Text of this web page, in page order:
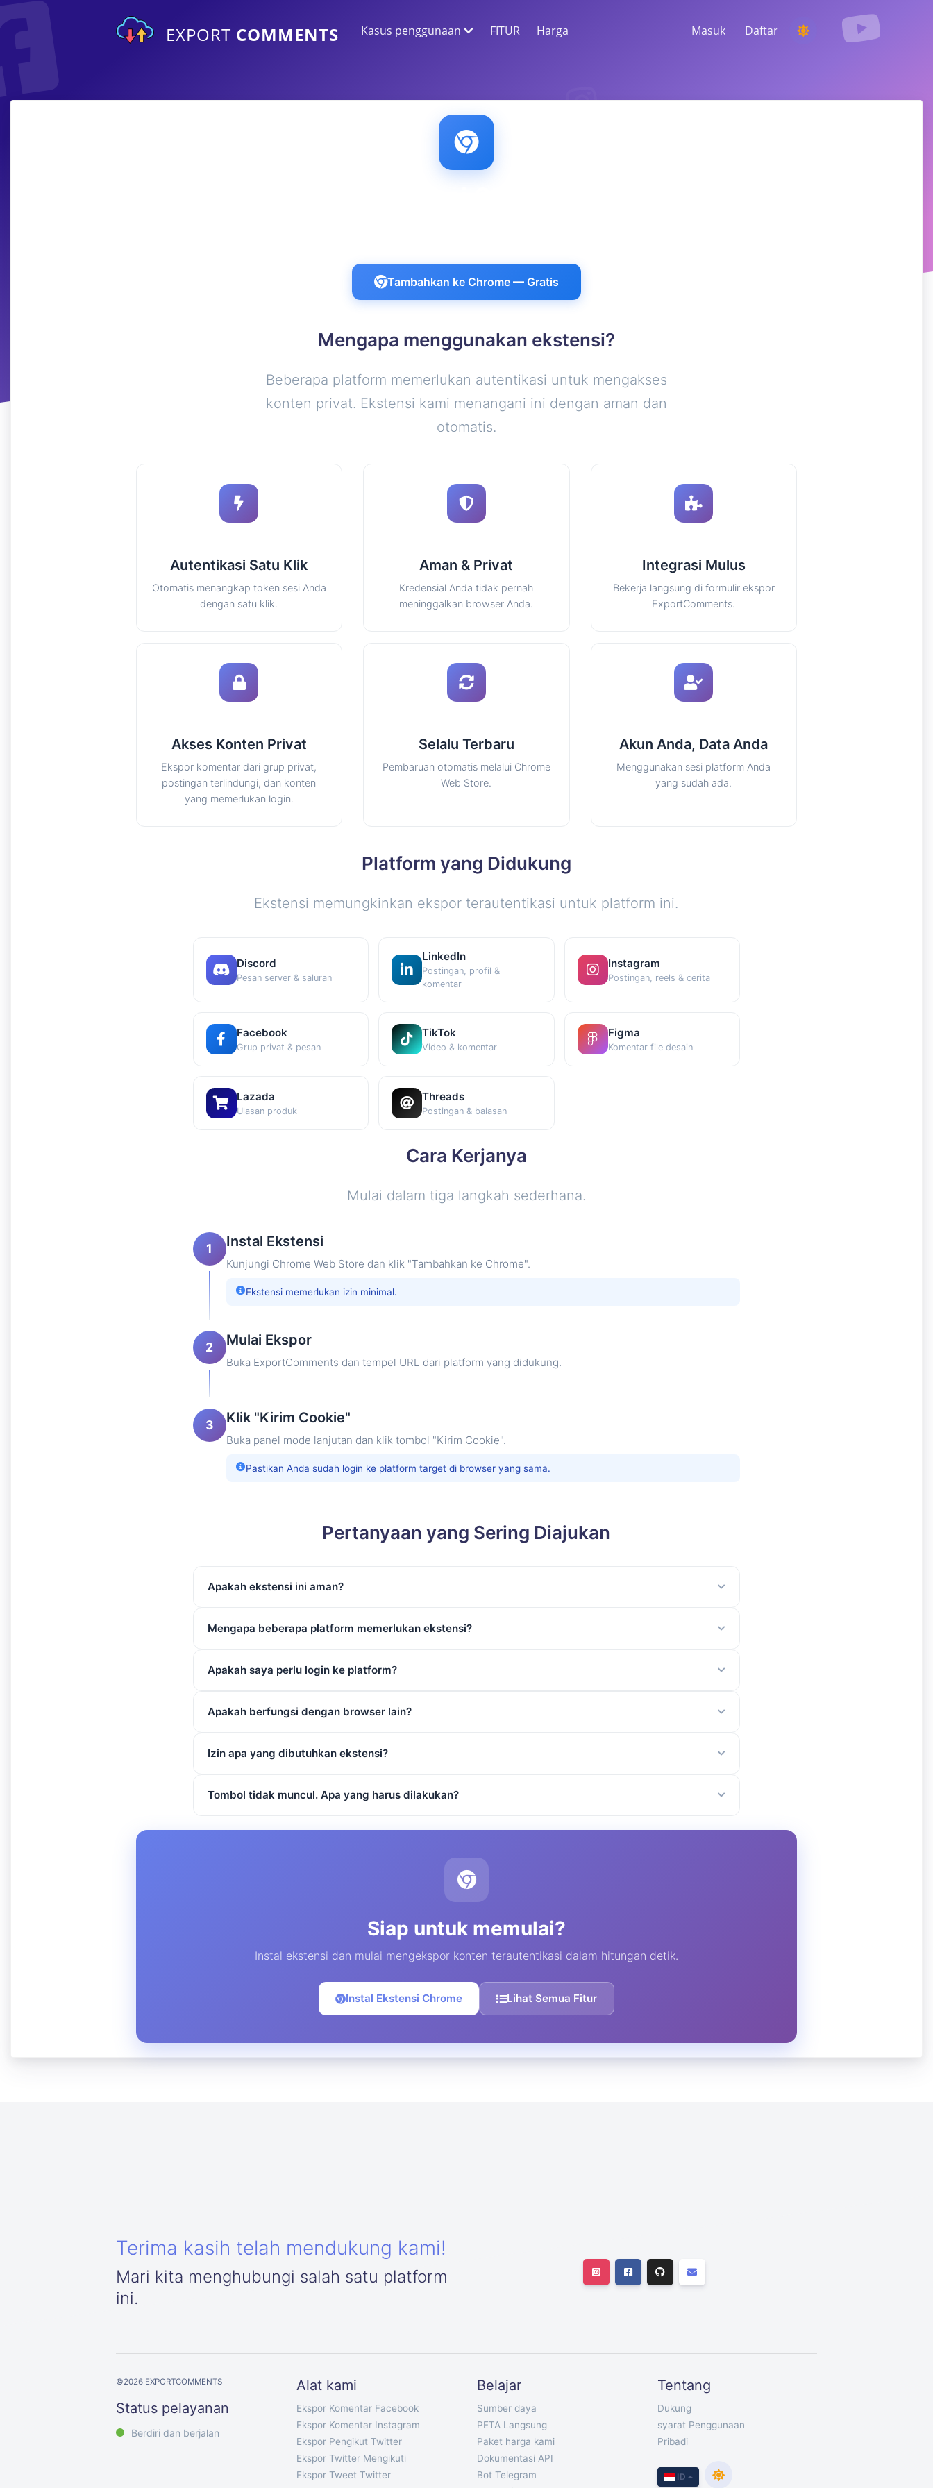
EXPORT COMMENTS Kasus penggunaan
Kumpulkan data paling akurat Memilih pemenang acak dari komentar
ANALISIS SENTIMEN
Lakukan analisis sentimen pada komentar
dengan suka atau reaksi.
FITUR Harga Masuk Daftar
Tambahkan ke Chrome — Gratis
Mengapa menggunakan ekstensi?
Beberapa platform memerlukan autentikasi untuk mengakses
konten privat. Ekstensi kami menangani ini dengan aman dan
otomatis.
Autentikasi Satu Klik
Otomatis menangkap token sesi Anda
dengan satu klik.
Aman & Privat
Kredensial Anda tidak pernah
meninggalkan browser Anda.
Integrasi Mulus
Bekerja langsung di formulir ekspor
ExportComments.
Akses Konten Privat
Ekspor komentar dari grup privat,
postingan terlindungi, dan konten
yang memerlukan login.
Selalu Terbaru
Pembaruan otomatis melalui Chrome
Web Store.
Akun Anda, Data Anda
Menggunakan sesi platform Anda
yang sudah ada.
Platform yang Didukung
Ekstensi memungkinkan ekspor terautentikasi untuk platform ini.
Discord
Pesan server & saluran
LinkedIn
Postingan, profil &
komentar
Instagram
Postingan, reels & cerita
Facebook
Grup privat & pesan
TikTok
Video & komentar
Figma
Komentar file desain
Lazada
Ulasan produk
Threads
Postingan & balasan
Cara Kerjanya
Mulai dalam tiga langkah sederhana.
1 Instal Ekstensi
Kunjungi Chrome Web Store dan klik "Tambahkan ke Chrome".
Ekstensi memerlukan izin minimal.
2 Mulai Ekspor
Buka ExportComments dan tempel URL dari platform yang didukung.
3 Klik "Kirim Cookie"
Buka panel mode lanjutan dan klik tombol "Kirim Cookie".
Pastikan Anda sudah login ke platform target di browser yang sama.
Pertanyaan yang Sering Diajukan
Apakah ekstensi ini aman?
Mengapa beberapa platform memerlukan ekstensi?
Apakah saya perlu login ke platform?
Apakah berfungsi dengan browser lain?
Izin apa yang dibutuhkan ekstensi?
Tombol tidak muncul. Apa yang harus dilakukan?
Siap untuk memulai?
Instal ekstensi dan mulai mengekspor konten terautentikasi dalam hitungan detik.
Instal Ekstensi Chrome Lihat Semua Fitur
Terima kasih telah mendukung kami!
Mari kita menghubungi salah satu platform
ini.
©2026 EXPORTCOMMENTS
Status pelayanan
Berdiri dan berjalan
Alat kami
Ekspor Komentar Facebook
Ekspor Komentar Instagram
Ekspor Pengikut Twitter
Ekspor Twitter Mengikuti
Ekspor Tweet Twitter
Belajar
Sumber daya
PETA Langsung
Paket harga kami
Dokumentasi API
Bot Telegram
Tentang
Dukung
syarat Penggunaan
Pribadi
ID